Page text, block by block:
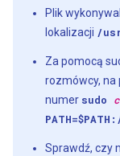
Plik
lokalizacji /
Za pomocą
rozmówcy, na
numer sudo
Sprawdź, czy